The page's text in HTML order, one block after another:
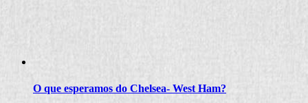
O que esperamos do Chelsea- West Ham?